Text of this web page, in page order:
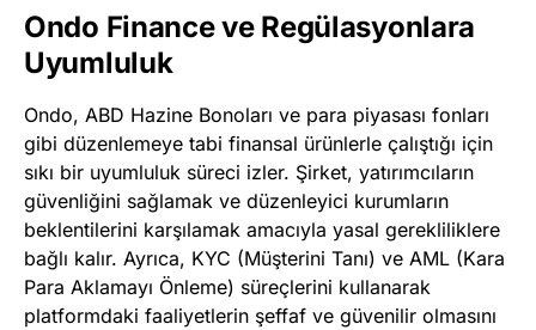
Ondo Finance ve Regülasyonlara
Uyumluluk
Ondo, ABD Hazine Bonoları ve para piyasası fonları
gibi düzenlemeye tabi finansal ürünlerle çalıştığı için
sıkı bir uyumluluk süreci izler. Şirket, yatırımcıların
güvenliğini sağlamak ve düzenleyici kurumların
beklentilerini karşılamak amacıyla yasal gerekliliklere
bağlı kalır. Ayrıca, KYC (Müşterini Tanı) ve AML (Kara
Para Aklamayı Önleme) süreçlerini kullanarak
platformdaki faaliyetlerin şeffaf ve güvenilir olmasını